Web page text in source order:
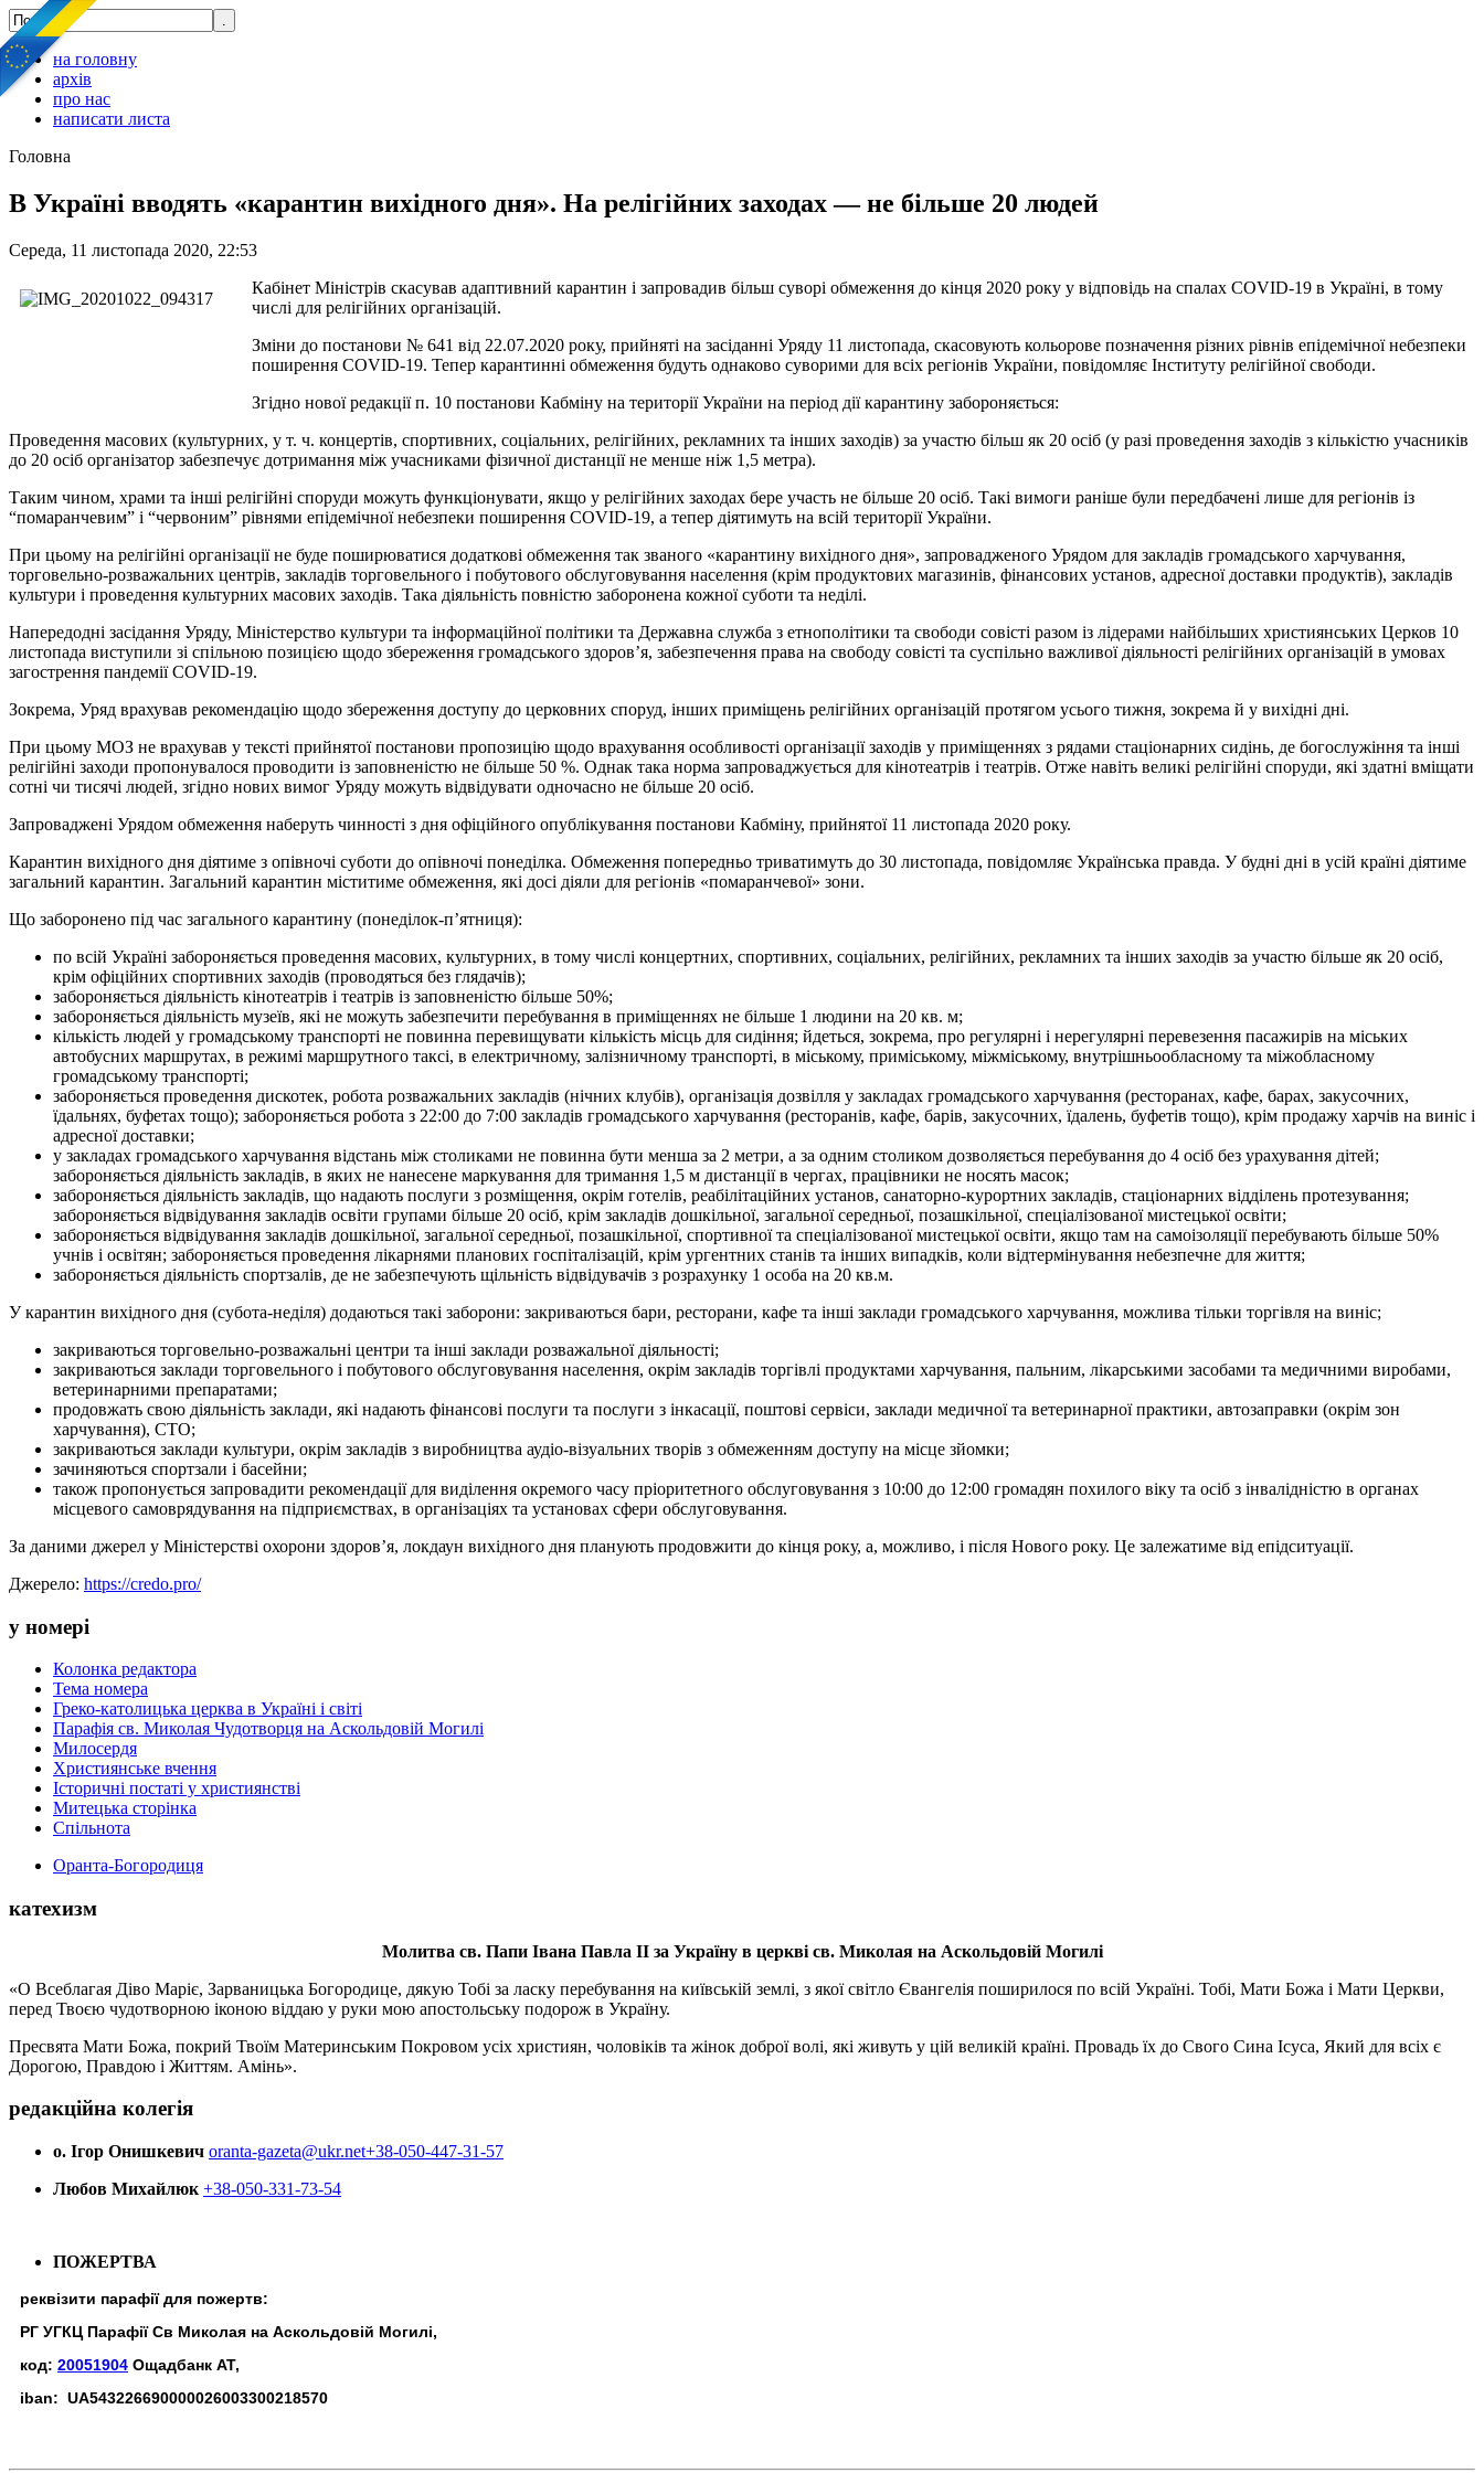
на головну
архів
про нас
написати листа
Головна
В Україні вводять «карантин вихідного дня». На релігійних заходах — не більше 20 людей
Середа, 11 листопада 2020, 22:53
Кабінет Міністрів скасував адаптивний карантин і запровадив більш суворі обмеження до кінця 2020 року у відповідь на спалах COVID-19 в Україні, в тому
числі для релігійних організацій.
Зміни до постанови № 641 від 22.07.2020 року, прийняті на засіданні Уряду 11 листопада, скасовують кольорове позначення різних рівнів епідемічної небезпеки
поширення COVID-19. Тепер карантинні обмеження будуть однаково суворими для всіх регіонів України, повідомляє Інституту релігійної свободи.
Згідно нової редакції п. 10 постанови Кабміну на території України на період дії карантину забороняється:
Проведення масових (культурних, у т. ч. концертів, спортивних, соціальних, релігійних, рекламних та інших заходів) за участю більш як 20 осіб (у разі проведення заходів з кількістю учасників
до 20 осіб організатор забезпечує дотримання між учасниками фізичної дистанції не менше ніж 1,5 метра).
Таким чином, храми та інші релігійні споруди можуть функціонувати, якщо у релігійних заходах бере участь не більше 20 осіб. Такі вимоги раніше були передбачені лише для регіонів із
“помаранчевим” і “червоним” рівнями епідемічної небезпеки поширення COVID-19, а тепер діятимуть на всій території України.
При цьому на релігійні організації не буде поширюватися додаткові обмеження так званого «карантину вихідного дня», запровадженого Урядом для закладів громадського харчування,
торговельно-розважальних центрів, закладів торговельного і побутового обслуговування населення (крім продуктових магазинів, фінансових установ, адресної доставки продуктів), закладів
культури і проведення культурних масових заходів. Така діяльність повністю заборонена кожної суботи та неділі.
Напередодні засідання Уряду, Міністерство культури та інформаційної політики та Державна служба з етнополітики та свободи совісті разом із лідерами найбільших християнських Церков 10
листопада виступили зі спільною позицією щодо збереження громадського здоров’я, забезпечення права на свободу совісті та суспільно важливої діяльності релігійних організацій в умовах
загострення пандемії COVID-19.
Зокрема, Уряд врахував рекомендацію щодо збереження доступу до церковних споруд, інших приміщень релігійних організацій протягом усього тижня, зокрема й у вихідні дні.
При цьому МОЗ не врахував у тексті прийнятої постанови пропозицію щодо врахування особливості організації заходів у приміщеннях з рядами стаціонарних сидінь, де богослужіння та інші
релігійні заходи пропонувалося проводити із заповненістю не більше 50 %. Однак така норма запроваджується для кінотеатрів і театрів. Отже навіть великі релігійні споруди, які здатні вміщати
сотні чи тисячі людей, згідно нових вимог Уряду можуть відвідувати одночасно не більше 20 осіб.
Запроваджені Урядом обмеження наберуть чинності з дня офіційного опублікування постанови Кабміну, прийнятої 11 листопада 2020 року.
Карантин вихідного дня діятиме з опівночі суботи до опівночі понеділка. Обмеження попередньо триватимуть до 30 листопада, повідомляє Українська правда. У будні дні в усій країні діятиме
загальний карантин. Загальний карантин міститиме обмеження, які досі діяли для регіонів «помаранчевої» зони.
Що заборонено під час загального карантину (понеділок-п’ятниця):
по всій Україні забороняється проведення масових, культурних, в тому числі концертних, спортивних, соціальних, релігійних, рекламних та інших заходів за участю більше як 20 осіб,
крім офіційних спортивних заходів (проводяться без глядачів);
забороняється діяльність кінотеатрів і театрів із заповненістю більше 50%;
забороняється діяльність музеїв, які не можуть забезпечити перебування в приміщеннях не більше 1 людини на 20 кв. м;
кількість людей у громадському транспорті не повинна перевищувати кількість місць для сидіння; йдеться, зокрема, про регулярні і нерегулярні перевезення пасажирів на міських
автобусних маршрутах, в режимі маршрутного таксі, в електричному, залізничному транспорті, в міському, приміському, міжміському, внутрішньообласному та міжобласному
громадському транспорті;
забороняється проведення дискотек, робота розважальних закладів (нічних клубів), організація дозвілля у закладах громадського харчування (ресторанах, кафе, барах, закусочних,
їдальнях, буфетах тощо); забороняється робота з 22:00 до 7:00 закладів громадського харчування (ресторанів, кафе, барів, закусочних, їдалень, буфетів тощо), крім продажу харчів на виніс і
адресної доставки;
у закладах громадського харчування відстань між столиками не повинна бути менша за 2 метри, а за одним столиком дозволяється перебування до 4 осіб без урахування дітей;
забороняється діяльність закладів, в яких не нанесене маркування для тримання 1,5 м дистанції в чергах, працівники не носять масок;
забороняється діяльність закладів, що надають послуги з розміщення, окрім готелів, реабілітаційних установ, санаторно-курортних закладів, стаціонарних відділень протезування;
забороняється відвідування закладів освіти групами більше 20 осіб, крім закладів дошкільної, загальної середньої, позашкільної, спеціалізованої мистецької освіти;
забороняється відвідування закладів дошкільної, загальної середньої, позашкільної, спортивної та спеціалізованої мистецької освіти, якщо там на самоізоляції перебувають більше 50%
учнів і освітян; забороняється проведення лікарнями планових госпіталізацій, крім ургентних станів та інших випадків, коли відтермінування небезпечне для життя;
забороняється діяльність спортзалів, де не забезпечують щільність відвідувачів з розрахунку 1 особа на 20 кв.м.
У карантин вихідного дня (субота-неділя) додаються такі заборони: закриваються бари, ресторани, кафе та інші заклади громадського харчування, можлива тільки торгівля на виніс;
закриваються торговельно-розважальні центри та інші заклади розважальної діяльності;
закриваються заклади торговельного і побутового обслуговування населення, окрім закладів торгівлі продуктами харчування, пальним, лікарськими засобами та медичними виробами,
ветеринарними препаратами;
продовжать свою діяльність заклади, які надають фінансові послуги та послуги з інкасації, поштові сервіси, заклади медичної та ветеринарної практики, автозаправки (окрім зон
харчування), СТО;
закриваються заклади культури, окрім закладів з виробництва аудіо-візуальних творів з обмеженням доступу на місце зйомки;
зачиняються спортзали і басейни;
також пропонується запровадити рекомендації для виділення окремого часу пріоритетного обслуговування з 10:00 до 12:00 громадян похилого віку та осіб з інвалідністю в органах
місцевого самоврядування на підприємствах, в організаціях та установах сфери обслуговування.
За даними джерел у Міністерстві охорони здоров’я, локдаун вихідного дня планують продовжити до кінця року, а, можливо, і після Нового року. Це залежатиме від епідситуації.
Джерело: https://credo.pro/
у номері
Колонка редактора
Тема номера
Греко-католицька церква в Україні і світі
Парафія св. Миколая Чудотворця на Аскольдовій Могилі
Милосердя
Християнське вчення
Історичні постаті у християнстві
Митецька сторінка
Спільнота
Оранта-Богородиця
катехизм
Молитва св. Папи Івана Павла ІІ за Україну в церкві св. Миколая на Аскольдовій Могилі
«О Всеблагая Діво Маріє, Зарваницька Богородице, дякую Тобі за ласку перебування на київській землі, з якої світло Євангелія поширилося по всій Україні. Тобі, Мати Божа і Мати Церкви,
перед Твоєю чудотворною іконою віддаю у руки мою апостольську подорож в Україну.
Пресвята Мати Божа, покрий Твоїм Материнським Покровом усіх християн, чоловіків та жінок доброї волі, які живуть у цій великій країні. Провадь їх до Свого Сина Ісуса, Який для всіх є
Дорогою, Правдою і Життям. Амінь».
редакційна колегія
о. Ігор Онишкевич oranta-gazeta@ukr.net+38-050-447-31-57
Любов Михайлюк +38-050-331-73-54
ПОЖЕРТВА
реквізити парафії для пожертв:
РГ УГКЦ Парафії Св Миколая на Аскольдовій Могилі,
код: 20051904 Ощадбанк АТ,
iban: UA543226690000026003300218570